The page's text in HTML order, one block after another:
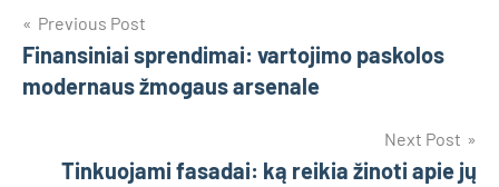
Navigacija
tarp
Previous Post
Finansiniai sprendimai: vartojimo paskolos
modernaus žmogaus arsenale
Next Post
Tinkuojami fasadai: ką reikia žinoti apie jų